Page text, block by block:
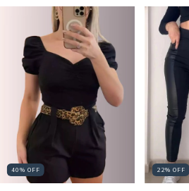
40 % OFF 22% OFF